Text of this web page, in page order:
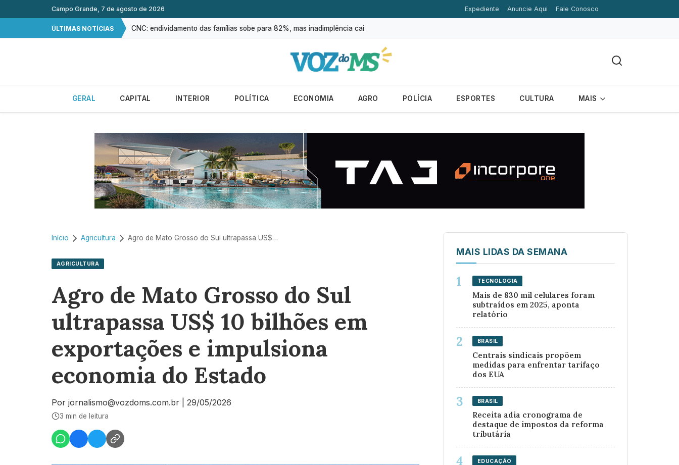
Campo Grande, 7 de agosto de 2026 Expediente Anuncie Aqui Fale Conosco
ÚLTIMAS NOTÍCIAS
Mais de 830 mil celulares foram subtraídos em 2025, aponta relatório
CNC: endividamento das famílias sobe para 82%, mas inadimplência cai
Brasil tem 2º maior juro real do mundo; veja ranking
GERAL
CAPITAL INTERIOR POLÍTICA ECONOMIA AGRO POLÍCIA ESPORTES CULTURA MAIS
Início Agricultura Agro de Mato Grosso do Sul ultrapassa US$ 10 bilhões em exportações e impulsiona economia do Estado
AGRICULTURA
Agro de Mato Grosso do Sul
ultrapassa US$ 10 bilhões em
exportações e impulsiona
economia do Estado
Por jornalismo@vozdoms.com.br 29/05/2026
3 min de leitura
MAIS LIDAS DA SEMANA
TECNOLOGIA
Mais de 830 mil celulares foram
subtraídos em 2025, aponta
relatório
BRASIL
Centrais sindicais propõem
medidas para enfrentar tarifaço
dos EUA
BRASIL
Receita adia cronograma de
destaque de impostos da reforma
tributária
EDUCAÇÃO